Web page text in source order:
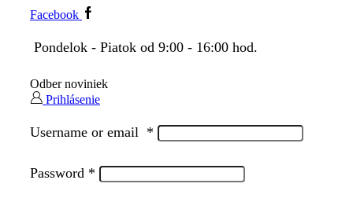
Facebook
Pondelok - Piatok od 9:00 - 16:00 hod.
Odber noviniek
Prihlásenie
Username or email *
Password *